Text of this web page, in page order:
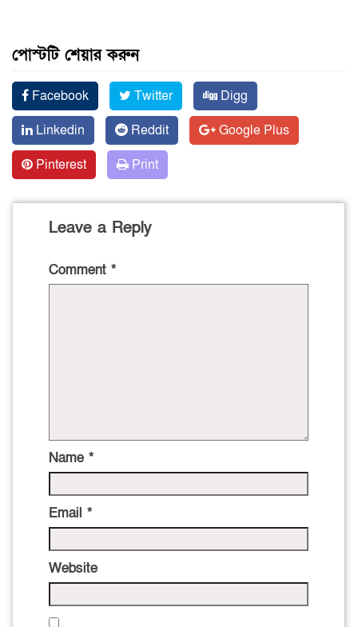
পোস্টটি শেয়ার করুন
Facebook Twitter
Digg
Linkedin
Reddit
Google Plus
Pinterest
Print
Leave a Reply
Comment *
Name *
Email *
Website